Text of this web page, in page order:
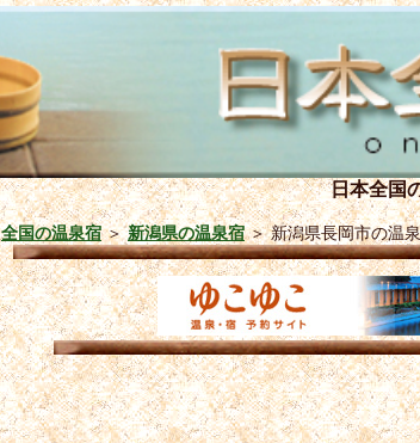
日本全国
全国の温泉宿＞新潟県の温泉宿＞新潟県長岡市の温